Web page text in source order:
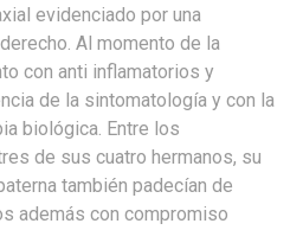
evidenciado por una
Al momento de la
con anti inflamatorios y
de la sintomatología y con la
biológica. Entre los
de sus cuatro hermanos, su
también padecían de
además con compromiso